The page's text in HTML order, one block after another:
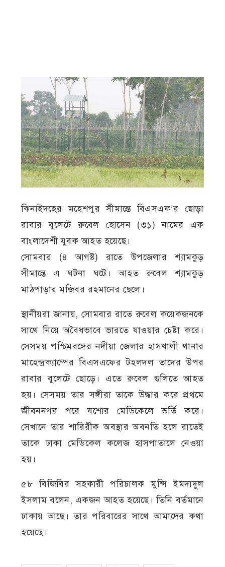
ঝিনাইদহের মহেশপুর সীমান্তে বিএসএফ’র ছোড়া
রাবার বুলেটে রুবেল হোসেন (৩১) নামের এক
বাংলাদেশী যুবক আহত হয়েছে।
সোমবার (৪ আগষ্ট) রাতে উপজেলার শ্যামকুড়
সীমান্তে এ ঘটনা ঘটে। আহত রুবেল শ্যামকুড়
মাঠপাড়ার মজিবর রহমানের ছেলে।
স্থানীয়রা জানায়, সোমবার রাতে রুবেল কয়েকজনকে
সাথে নিয়ে অবৈধভাবে ভারতে যাওয়ার চেষ্টা করে।
সেসময় পশ্চিমবঙ্গের নদীয়া জেলার হাসখালী থানার
মাহেন্দ্রক্যাম্পের বিএসএফের টহলদল তাদের উপর
রাবার বুলেটে ছোড়ে। এতে রুবেল গুলিতে আহত
হয়। সেসময় তার সঙ্গীরা তাকে উদ্ধার করে প্রথমে
জীবননগর পরে যশোর মেডিকেলে ভর্তি করে।
সেখানে তার শারিরীক অবস্থার অবনতি হলে রাতেই
তাকে ঢাকা মেডিকেল কলেজ হাসপাতালে নেওয়া
হয়।
৫৮ বিজিবির সহকারী পরিচালক মুন্সি ইমদাদুল
ইসলাম বলেন, একজন আহত হয়েছে। তিনি বর্তমানে
ঢাকায় আছে। তার পরিবারের সাথে আমাদের কথা
হয়েছে।